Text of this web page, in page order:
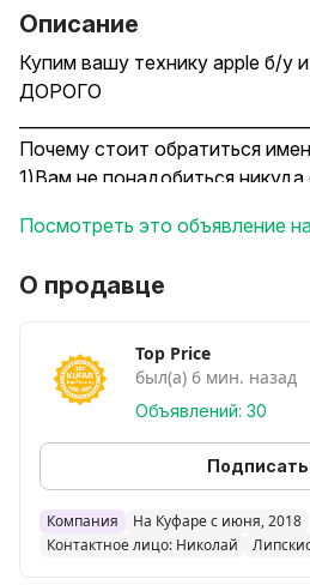
Описание
Купим вашу технику apple б/
ДОРОГО
Почему стоит обратиться
1)Вам не понадобиться
3)Деньги сразу на руки.
iPhone 7, iPhone 7 Plus;
iPhone 8, iPhone 8 Plus;
iPhone SE 2 2020, iPhone SE 3
iPhone XR;
iPhone XS / iPhone XS Max/
iPhone 11/ iPhone 11 Pro /
iPhone 12 /iPhone 12 Mini /
Посмотреть это объявление
О продавце
Top Price
был(а) 6 мин. назад
Объявлений: 30
Компания
На Куфаре с июня, 2018
Контактное лицо: Николай